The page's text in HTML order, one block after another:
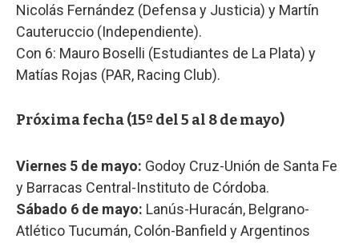
Nicolás Fernández (Defensa y Justicia) y Martín
Cauteruccio (Independiente).
Con 6: Mauro Boselli (Estudiantes de La Plata) y
Matías Rojas (PAR, Racing Club).
Próxima fecha (15º del 5 al 8 de mayo)
Viernes 5 de mayo: Godoy Cruz-Unión de Santa Fe
y Barracas Central-Instituto de Córdoba.
Sábado 6 de mayo: Lanús-Huracán, Belgrano-
Atlético Tucumán, Colón-Banfield y Argentinos